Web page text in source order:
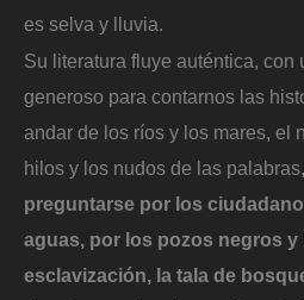
es selva y lluvia.
Su literatura fluye auténtica, con
generoso para contarnos las
andar de los ríos y los mares, el
hilos y los nudos de las
preguntarse por los
aguas, por los pozos negros y
esclavización, la tala de